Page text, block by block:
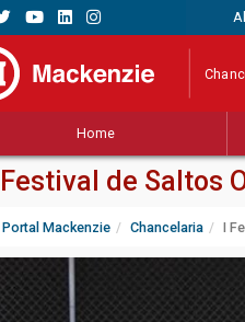
Home
I Festival de
Portal Mackenzie Chancelaria I